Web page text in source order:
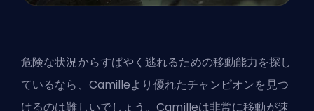
危険な状況からすばやく逃れるための移動能力を探し
ているなら、Camilleより優れたチャンピオンを見つ
けるのは難しいでしょう。Camilleは非常に移動が速